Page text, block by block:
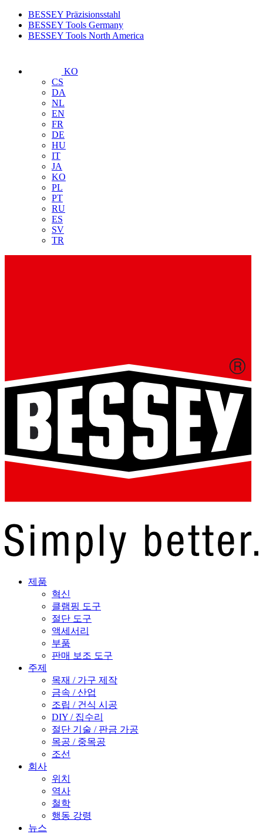
BESSEY Präzisionsstahl
BESSEY Tools Germany
BESSEY Tools North America
KO
CS
DA
NL
EN
FR
DE
HU
IT
JA
KO
PL
PT
RU
ES
SV
TR
제품
혁신
클램핑 도구
절단 도구
액세서리
부품
판매 보조 도구
주제
목재 / 가구 제작
금속 / 산업
조립 / 건식 시공
DIY / 집수리
절단 기술 / 판금 가공
목공 / 중목공
조선
회사
위치
역사
철학
행동 강령
뉴스